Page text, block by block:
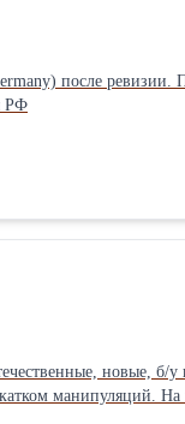
после ревизии.
РФ
новые, б/у
(гусеницу) крана